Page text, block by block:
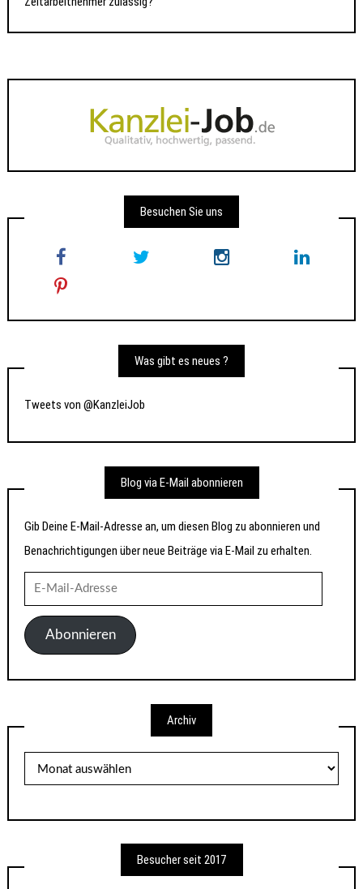
Besuchen Sie uns
Was gibt es neues ?
Tweets von @KanzleiJob
Blog via E-Mail abonnieren
Gib Deine E-Mail-Adresse an, um diesen Blog zu abonnieren und
Benachrichtigungen über neue Beiträge via E-Mail zu erhalten.
Mail-
AdresseAbonnieren
Archiv
Besucher seit 2017